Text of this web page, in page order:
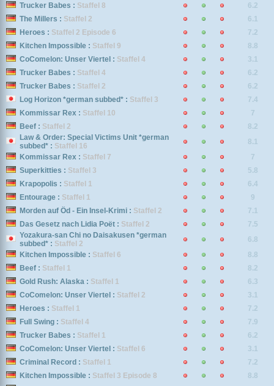
Trucker Babes : Staffel 8
6.2
The Millers : Staffel 2
6.1
Heroes : Staffel 2 Episode 6
7.2
Kitchen Impossible : Staffel 9
8.8
CoComelon: Unser Viertel : Staffel 4
3.1
Trucker Babes : Staffel 4
6.2
Trucker Babes : Staffel 2
6.2
Log Horizon *german subbed* : Staffel 3
7.4
Kommissar Rex : Staffel 10
7
Beef : Staffel 2
8.2
Law & Order: Special Victims Unit *german
subbed* : Staffel 16
8.1
Kommissar Rex : Staffel 7
7
Superkitties : Staffel 3
5.8
Krapopolis : Staffel 1
6.4
Entourage : Staffel 1
9
Morden auf Öd - Ein Insel-Krimi : Staffel 2
7.1
Das Gesetz nach Lidia Poët : Staffel 2
7.5
Yozakura-san Chi no Daisakusen *german
subbed* : Staffel 2
6.8
Kitchen Impossible : Staffel 6
8.8
Beef : Staffel 1
8.2
Gold Rush: Alaska : Staffel 1
6.3
CoComelon: Unser Viertel : Staffel 2
3.1
Heroes : Staffel 1
7.2
Full Swing : Staffel 4
7.9
Trucker Babes : Staffel 1
6.2
CoComelon: Unser Viertel : Staffel 6
3.1
Criminal Record : Staffel 1
7.2
Kitchen Impossible : Staffel 3 Episode 8
8.8